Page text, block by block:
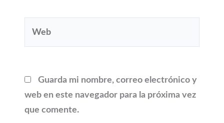
Guarda mi nombre, correo electrónico y
web en este navegador para la próxima vez
que comente.